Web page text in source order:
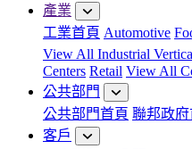
產業
工業首頁 Automotive
View All Industrial
Centers Retail View All
公共部門
公共部門首頁 聯邦政府
客戶